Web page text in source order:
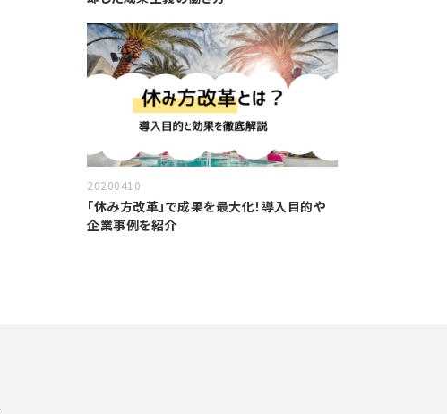
20200410
「休み方改革」で成果を最大化！導入目的や
企業事例を紹介